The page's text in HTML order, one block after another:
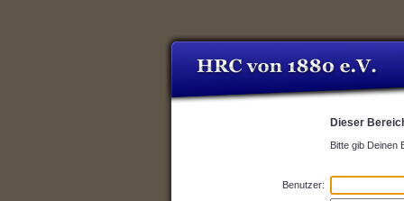
Dieser
Bitte gib Deinen
Benutzer: